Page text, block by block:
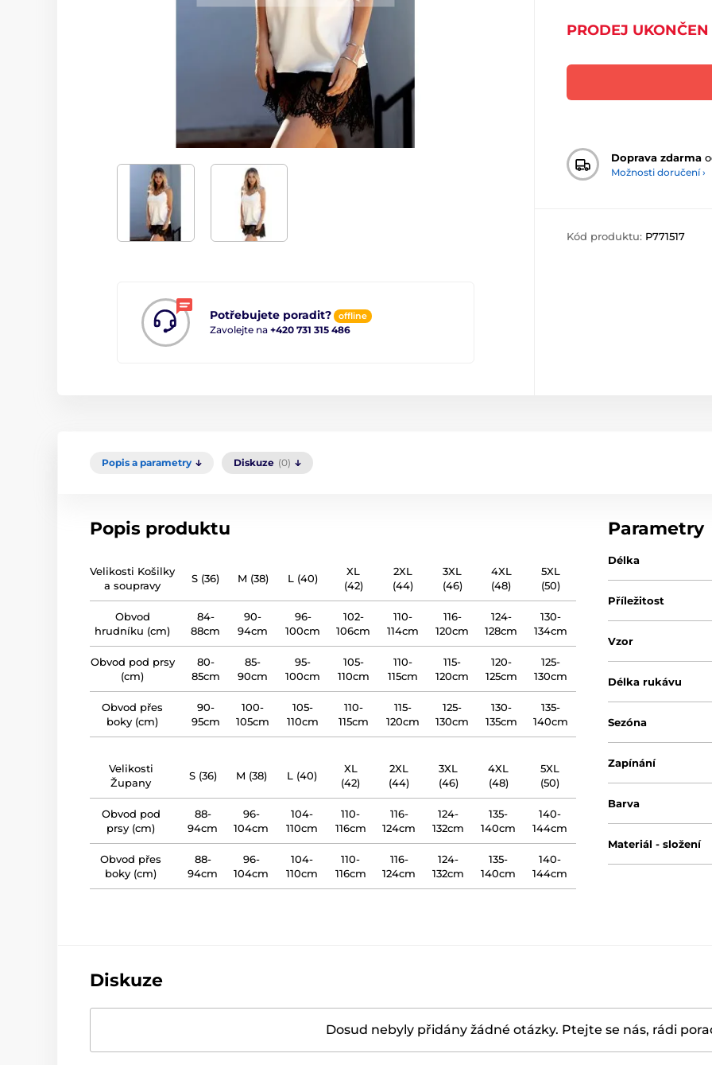
Potřebujete poradit? offline
Zavolejte na +420 731 315 486
PRODEJ UKONČEN
Doprava zdarma
Možnosti doručení ›
Kód produktu: P771517
Popis a parametry Diskuze (0)
Popis produktu
Velikosti Košilky
a soupravy
S (36) M (38) L (40)
XL
(42)
2XL
(44)
3XL
(46)
4XL
(48)
5XL
(50)
Obvod
hrudníku (cm)
84-
88cm
90-
94cm
96-
100cm
102-
106cm
110-
114cm
116-
120cm
124-
128cm
130-
134cm
Obvod pod prsy
(cm)
80-
85cm
85-
90cm
95-
100cm
105-
110cm
110-
115cm
115-
120cm
120-
125cm
125-
130cm
Obvod přes
boky (cm)
90-
95cm
100-
105cm
105-
110cm
110-
115cm
115-
120cm
125-
130cm
130-
135cm
135-
140cm
Velikosti
Župany
S (36) M (38) L (40)
XL
(42)
2XL
(44)
3XL
(46)
4XL
(48)
5XL
(50)
Obvod pod
prsy (cm)
88-
94cm
96-
104cm
104-
110cm
110-
116cm
116-
124cm
124-
132cm
135-
140cm
140-
144cm
Obvod přes
boky (cm)
88-
94cm
96-
104cm
104-
110cm
110-
116cm
116-
124cm
124-
132cm
135-
140cm
140-
144cm
Parametry
Délka
Příležitost
Vzor
Délka rukávu
Sezóna
Zapínání
Barva
Materiál - složení
Diskuze
Dosud nebyly přidány žádné otázky. Ptejte se nás, rádi